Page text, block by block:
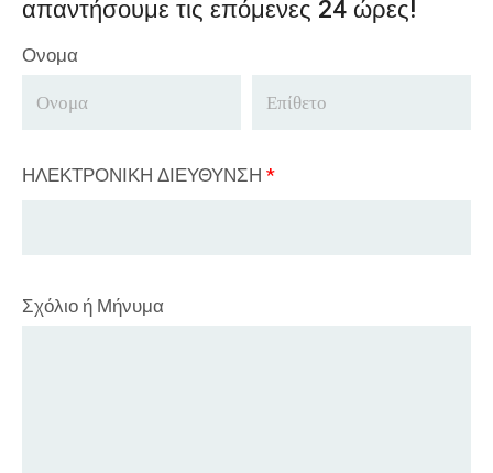
απαντήσουμε τις επόμενες 24 ώρες!
Ονομα
ΗΛΕΚΤΡΟΝΙΚΗ ΔΙΕΥΘΥΝΣΗ *
Σχόλιο ή Μήνυμα